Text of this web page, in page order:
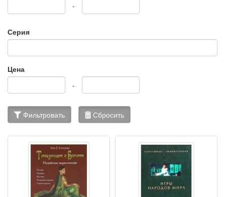
-
Серия
Цена
-
Фильтровать Сбросить